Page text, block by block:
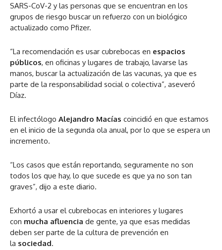
SARS-CoV-2 y las personas que se encuentran en los
grupos de riesgo buscar un refuerzo con un biológico
actualizado como Pfizer.
“La recomendación es usar cubrebocas en espacios
públicos, en oficinas y lugares de trabajo, lavarse las
manos, buscar la actualización de las vacunas, ya que es
parte de la responsabilidad social o colectiva”, aseveró
Díaz.
El infectólogo Alejandro Macías coincidió en que estamos
en el inicio de la segunda ola anual, por lo que se espera un
incremento.
“Los casos que están reportando, seguramente no son
todos los que hay, lo que sucede es que ya no son tan
graves”, dijo a este diario.
Exhortó a usar el cubrebocas en interiores y lugares
con mucha afluencia de gente, ya que esas medidas
deben ser parte de la cultura de prevención en
la sociedad.